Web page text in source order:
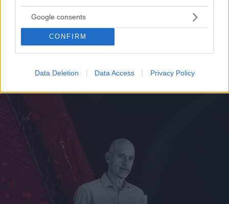
Google consents
CONFIRM
Data Deletion Data Access Privacy Policy
Ξέρεις να διαβάζεις την ετικέτα